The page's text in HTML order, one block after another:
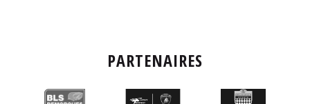
PARTENAIRES